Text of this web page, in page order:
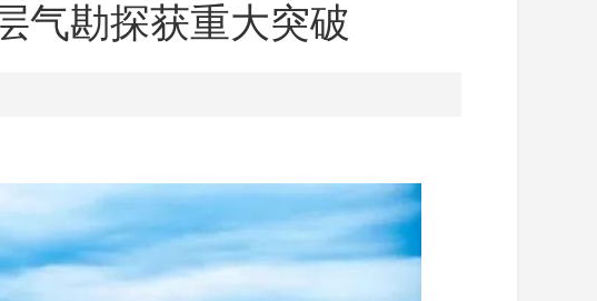
气勘探获重大突破